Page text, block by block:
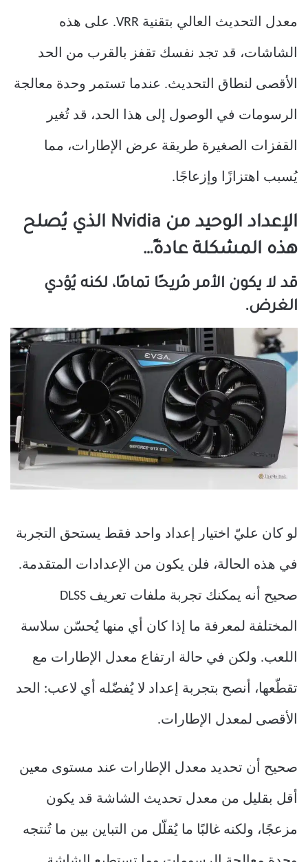
معدل التحديث العالي بتقنية VRR. على هذه
الشاشات، قد تجد نفسك تقفز بالقرب من الحد
الأقصى لنطاق التحديث. عندما تستمر وحدة معالجة
الرسومات في الوصول إلى هذا الحد، قد تُغير
القفزات الصغيرة طريقة عرض الإطارات، مما
يُسبب اهتزازًا وإزعاجًا.
الإعداد الوحيد من Nvidia الذي يُصلح
هذه المشكلة عادةً…
قد لا يكون الأمر مُريحًا تمامًا، لكنه يُؤدي
الغرض.
لو كان عليّ اختيار إعداد واحد فقط يستحق التجربة
في هذه الحالة، فلن يكون من الإعدادات المتقدمة.
صحيح أنه يمكنك تجربة ملفات تعريف DLSS
المختلفة لمعرفة ما إذا كان أي منها يُحسّن سلاسة
اللعب. ولكن في حالة ارتفاع معدل الإطارات مع
تقطّعها، أنصح بتجربة إعداد لا يُفضّله أي لاعب: الحد
الأقصى لمعدل الإطارات.
صحيح أن تحديد معدل الإطارات عند مستوى معين
أقل بقليل من معدل تحديث الشاشة قد يكون
مزعجًا، ولكنه غالبًا ما يُقلّل من التباين بين ما تُنتجه